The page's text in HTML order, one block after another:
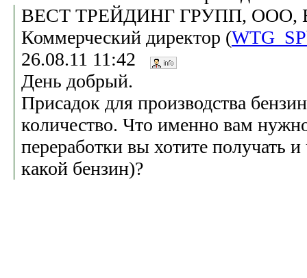
ВЕСТ ТРЕЙДИНГ ГРУПП, ООО,
Коммерческий директор (
26.08.11 11:42
День добрый.
Присадок для производства
количество. Что именно вам
переработки вы хотите получать
какой бензин)?